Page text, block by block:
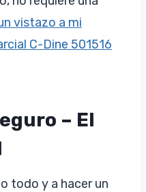
vistazo a mi
C-Dine 501516
– El
todo y a hacer un